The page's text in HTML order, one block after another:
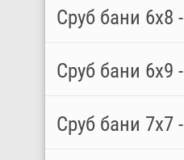
Сруб бани 6х8 -
Сруб бани 6х9 -
Сруб бани 7х7 -